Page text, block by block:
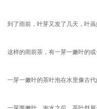
到了雨前，叶芽又发了几天，叶
这样的雨前茶，有一芽一嫩叶的或
一芽一嫩叶的茶叶泡在水里像古